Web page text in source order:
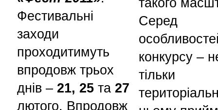
Фестивальні
заходи
проходитимуть
впродовж трьох
днів – 21, 25 та 27
лютого. Впродовж
Серед
конкурсу –
тільки